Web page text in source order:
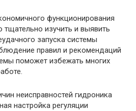
функционирования
изучить и выявить
запуска системы
правил и рекомендаций
поможет избежать многих
неисправностей гидроника
настройка регуляции